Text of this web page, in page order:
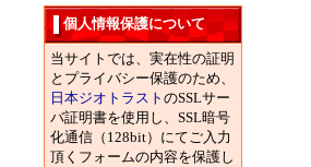
個人情報保護について
当サイトでは、実在性の証明
とプライバシー保護のため、
日本ジオトラスト のSSLサー
バ証明書を使用し、SSL暗号
化通信（128bit）にてご入力
頂くフォームの内容を保護し